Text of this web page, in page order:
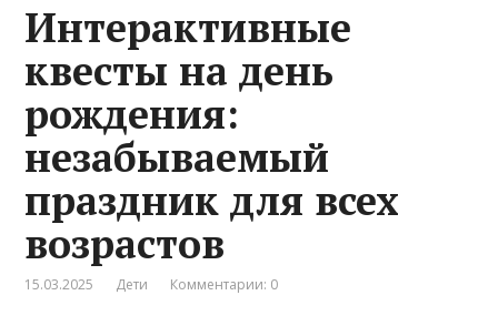
Интерактивные
квесты на день
рождения:
незабываемый
праздник для всех
возрастов
15.03.2025 Дети Комментарии: 0